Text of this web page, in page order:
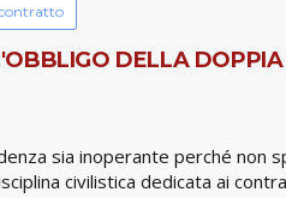
DELLA
sia inoperante perché
civilistica dedicata ai